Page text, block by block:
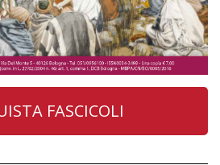
FASCICOLI